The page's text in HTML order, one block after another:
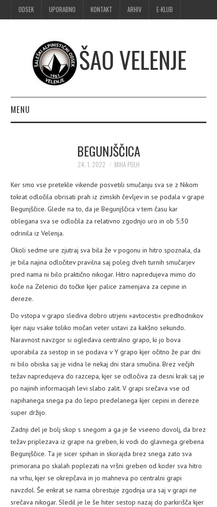
ODSEK UPORABNO KONTAKT ARHIV E-KLUB
ŠAO VELENJE
MENU
ALPINIZEM
ŠPORTNO PLEZANJE
PLEZALNI KROŽEK
BEGUNJŠČICA
24. 1. 2022 MIHA POLH
Ker smo vse pretekle vikende posvetili smučanju sva se z Nikom
tokrat odločila obrisati prah iz zimskih čevljev in se podala v grape
Begunjščice. Glede na to, da je Begunjščica v tem času kar
oblegana sva se odločila za relativno zgodnjo uro in ob 5:30
odrinila iz Velenja.
Okoli sedme ure zjutraj sva bila že v pogonu in hitro spoznala, da
je bila najina odločitev pravilna saj poleg dveh turnih smučarjev
pred nama ni bilo praktično nikogar. Hitro napredujeva mimo do
koče na Zelenici do točke kjer palice zamenjava za cepine in
dereze.
Do vstopa v grapo slediva dobro utrjeni »avtocesti« predhodnikov
kjer naju vsake toliko močan veter ustavi za kakšno sekundo.
Naravnost navzgor si ogledava centralno grapo, ki jo bova
uporabila za sestop in se podava v Y grapo kjer očitno že par dni
ni bilo obiska saj je vidna le nekaj dni stara smučina. Brez večjih
težav napredujeva do razcepa, kjer se odločiva za desni krak saj je
po najinih informacijah levi slabo zalit. V grapi srečava vse od
napihanega snega pa do lepo predelanega kjer cepini in dereze
super držijo.
Zadnji del je bolj skop s snegom a ga je še vseeno dovolj, da brez
težav priplezava iz grape na greben, ki vodi do glavnega grebena
Begunjščice. Ta je sicer spihan in skorajda brez snega zato sva
primorana po skalah poplezati na vršni greben od koder sva hitro
na vrhu, kjer se okrepčava in jo mahneva po centralni grapi
navzdol. Še enkrat se nama obrestuje zgodnja ura saj v grapi ne
srečava nikogar. Sledil je le še hiter sestop nazaj do parkirišča kjer